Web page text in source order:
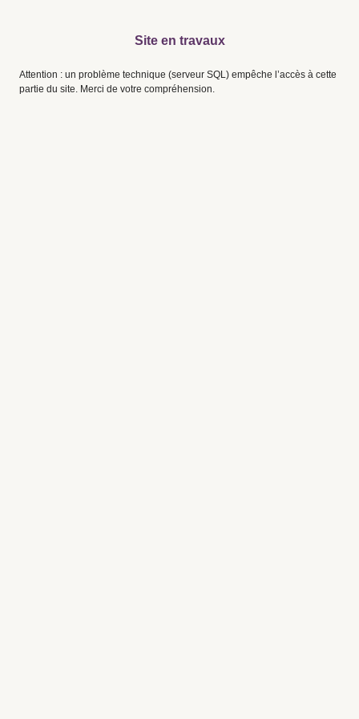
Site en travaux
Attention : un problème technique (serveur SQL) empêche l’accès à cette
partie du site. Merci de votre compréhension.